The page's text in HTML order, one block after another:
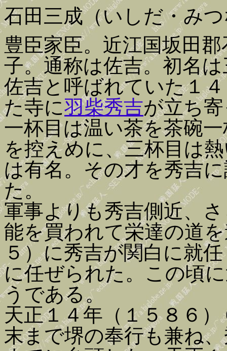
石田三成（いしだ・み
豊臣家臣。近江国坂田
子。通称は佐吉。初名
佐吉と呼ばれていた１
た寺に羽柴秀吉が立ち
一杯目は温い茶を茶碗
を控えめに、三杯目は
は有名。その才を秀吉
た。
軍事よりも秀吉側近、
能を買われて栄達の道
５）に秀吉が関白に就
に任ぜられた。この頃
うである。
天正１４年（１５８６
末まで堺の奉行も兼ね